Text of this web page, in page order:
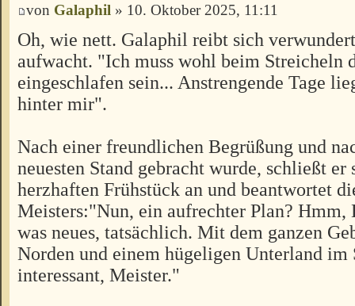
von Galaphil » 10. Oktober 2025, 11:11
Oh, wie nett. Galaphil reibt sich
aufwacht. "Ich muss wohl beim Streicheln
eingeschlafen sein... Anstrengende Tage
hinter mir".
Nach einer freundlichen Begrüßung und
neuesten Stand gebracht wurde, schließt er
herzhaften Frühstück an und beantwortet
Meisters:"Nun, ein aufrechter Plan? Hmm,
was neues, tatsächlich. Mit dem ganzen
Norden und einem hügeligen Unterland
interessant, Meister."